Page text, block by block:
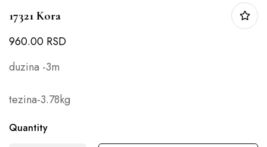
17321 Kora
960.00 RSD
duzina -3m
tezina-3.78kg
Quantity